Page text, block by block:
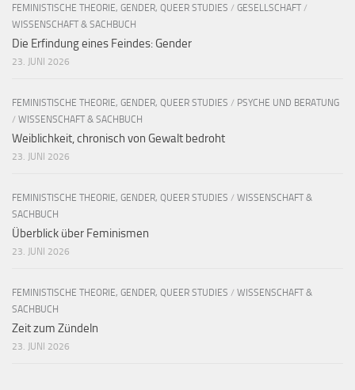
FEMINISTISCHE THEORIE, GENDER, QUEER STUDIES / GESELLSCHAFT /
WISSENSCHAFT & SACHBUCH
Die Erfindung eines Feindes: Gender
23. JUNI 2026
FEMINISTISCHE THEORIE, GENDER, QUEER STUDIES / PSYCHE UND BERATUNG
/ WISSENSCHAFT & SACHBUCH
Weiblichkeit, chronisch von Gewalt bedroht
23. JUNI 2026
FEMINISTISCHE THEORIE, GENDER, QUEER STUDIES / WISSENSCHAFT &
SACHBUCH
Überblick über Feminismen
23. JUNI 2026
FEMINISTISCHE THEORIE, GENDER, QUEER STUDIES / WISSENSCHAFT &
SACHBUCH
Zeit zum Zündeln
23. JUNI 2026